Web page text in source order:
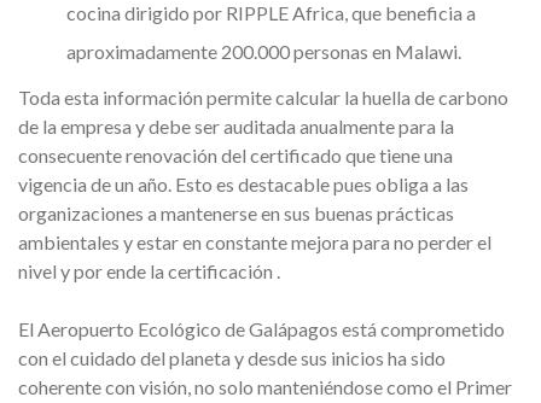
cocina dirigido por RIPPLE Africa, que beneficia a
aproximadamente 200.000 personas en Malawi.
Toda esta información permite calcular la huella de carbono
de la empresa y debe ser auditada anualmente para la
consecuente renovación del certificado que tiene una
vigencia de un año. Esto es destacable pues obliga a las
organizaciones a mantenerse en sus buenas prácticas
ambientales y estar en constante mejora para no perder el
nivel y por ende la certificación .
El Aeropuerto Ecológico de Galápagos está comprometido
con el cuidado del planeta y desde sus inicios ha sido
coherente con visión, no solo manteniéndose como el Primer